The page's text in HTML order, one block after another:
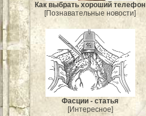
Как выбрать хороший телефон
[Познавательные новости]
Фасции - статья
[Интересное]